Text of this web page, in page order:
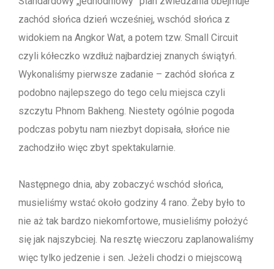
zachód słońca dzień wcześniej, wschód słońca z
widokiem na Angkor Wat, a potem tzw. Small Circuit
czyli kółeczko wzdłuż najbardziej znanych świątyń.
Wykonaliśmy pierwsze zadanie – zachód słońca z
podobno najlepszego do tego celu miejsca czyli
szczytu Phnom Bakheng. Niestety ogólnie pogoda
podczas pobytu nam niezbyt dopisała, słońce nie
zachodziło więc zbyt spektakularnie.
Następnego dnia, aby zobaczyć wschód słońca,
musieliśmy wstać około godziny 4 rano. Żeby było to
nie aż tak bardzo niekomfortowe, musieliśmy położyć
się jak najszybciej. Na resztę wieczoru zaplanowaliśmy
więc tylko jedzenie i sen. Jeżeli chodzi o miejscową